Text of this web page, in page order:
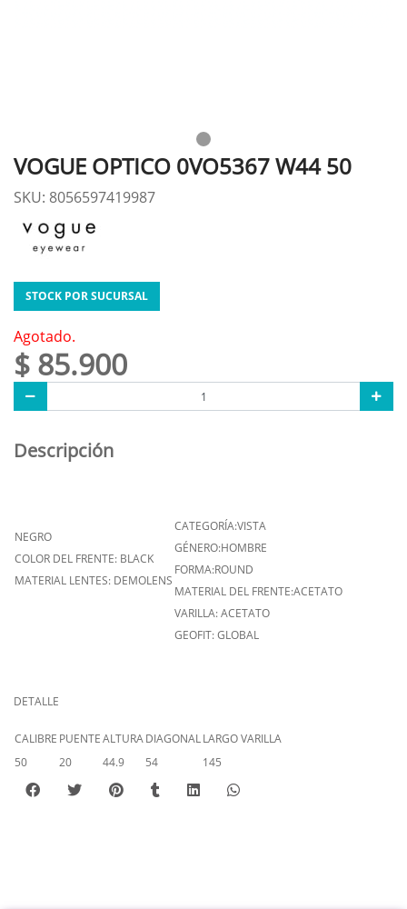
VOGUE OPTICO 0VO5367 W44 50
SKU: 8056597419987
STOCK POR SUCURSAL
Agotado.
$ 85.900
Descripción
NEGRO
COLOR DEL FRENTE: BLACK
MATERIAL LENTES: DEMOLENS
CATEGORÍA:VISTA
GÉNERO:HOMBRE
FORMA:ROUND
MATERIAL DEL FRENTE:ACETATO
VARILLA: ACETATO
GEOFIT: GLOBAL
DETALLE
CALIBRE PUENTEALTURADIAGONALLARGO VARILLA
50
20 44.9 54 145